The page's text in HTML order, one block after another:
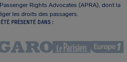
Rights Advocates (APRA), dont la
les droits des passagers.
PRÉSENTÉ DANS :